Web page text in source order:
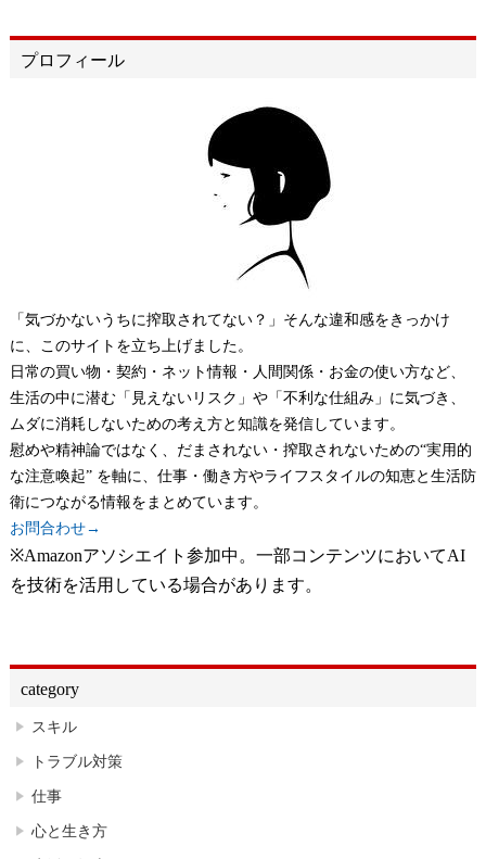
プロフィール
「気づかないうちに搾取されてない？」そんな違和感をきっかけ
に、このサイトを立ち上げました。
日常の買い物・契約・ネット情報・人間関係・お金の使い方など、
生活の中に潜む「見えないリスク」や「不利な仕組み」に気づき、
ムダに消耗しないための考え方と知識を発信しています。
慰めや精神論ではなく、だまされない・搾取されないための“実用的
な注意喚起” を軸に、仕事・働き方やライフスタイルの知恵と生活防
衛につながる情報をまとめています。
お問合わせ→
※Amazonアソシエイト参加中。一部コンテンツにおいてAI
を技術を活用している場合があります。
category
スキル
トラブル対策
仕事
心と生き方